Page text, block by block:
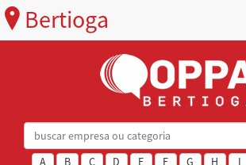
Bertioga
A B C D E F G H I